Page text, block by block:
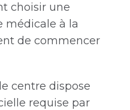
choisir une
médicale à la
de commencer
centre dispose
requise par